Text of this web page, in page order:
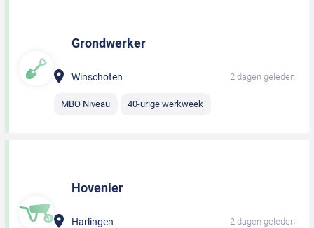
Grondwerker
Winschoten 2 dagen geleden
MBO Niveau 40-urige werkweek
Hovenier
Harlingen 2 dagen geleden